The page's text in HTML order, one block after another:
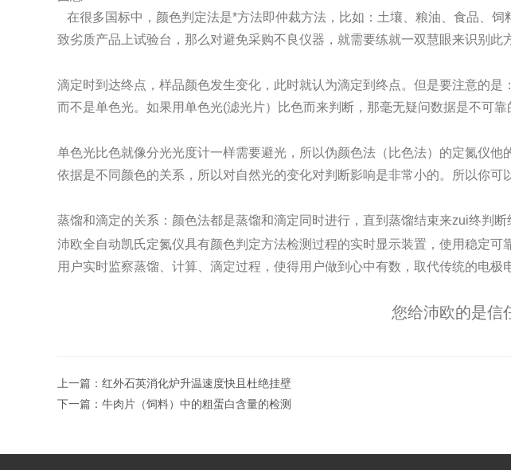
在很多国标中，颜色判定法是*方法即仲裁方法，比如：土壤、粮油、食品、饲
致劣质产品上试验台，那么对避免采购不良仪器，就需要练就一双慧眼来识别此
滴定时到达终点，样品颜色发生变化，此时就认为滴定到终点。但是要注意的是
而不是单色光。如果用单色光(滤光片）比色而来判断，那毫无疑问数据是不可靠
单色光比色就像分光光度计一样需要避光，所以伪颜色法（比色法）的定氮仪他
依据是不同颜色的关系， 所以对自然光的变化对判断影响是非常小的。所以你可
蒸馏和滴定的关系：颜色法都是蒸馏和滴定同时进行，直到蒸馏结束来zui终判
沛欧全自动凯氏定氮仪具有颜色判定方法检测过程的实时显示装置， 使用稳定可
用户实时监察蒸馏、计算、滴定过程，使得用户做到心中有数，取代传统的电极
您给沛欧的是信
上一篇： 红外石英消化炉升温速度快且杜绝挂壁
下一篇： 牛肉片（饲料）中的粗蛋白含量的检测